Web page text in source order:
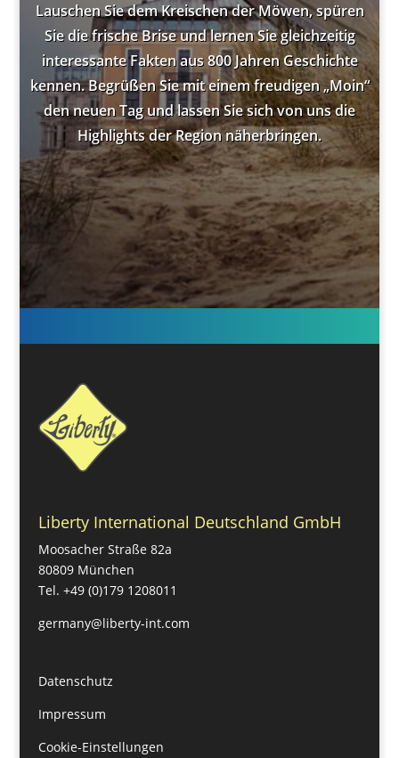
Lauschen Sie dem Kreischen der Möwen, spüren
Sie die frische Brise und lernen Sie gleichzeitig
interessante Fakten aus 800 Jahren Geschichte
kennen. Begrüßen Sie mit einem freudigen „Moin“
den neuen Tag und lassen Sie sich von uns die
Highlights der Region näherbringen.
Liberty International Deutschland GmbH
Moosacher Straße 82a
80809 München
Tel. +49 (0)179 1208011
germany@liberty-int.com
Datenschutz
Impressum
Cookie-Einstellungen